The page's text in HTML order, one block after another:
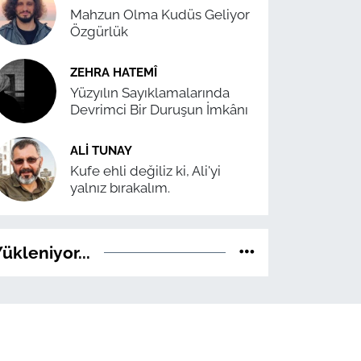
Mahzun Olma Kudüs Geliyor
Özgürlük
ZEHRA HATEMÎ
Yüzyılın Sayıklamalarında
Devrimci Bir Duruşun İmkânı
ALI TUNAY
Kufe ehli değiliz ki, Ali'yi
yalnız bırakalım.